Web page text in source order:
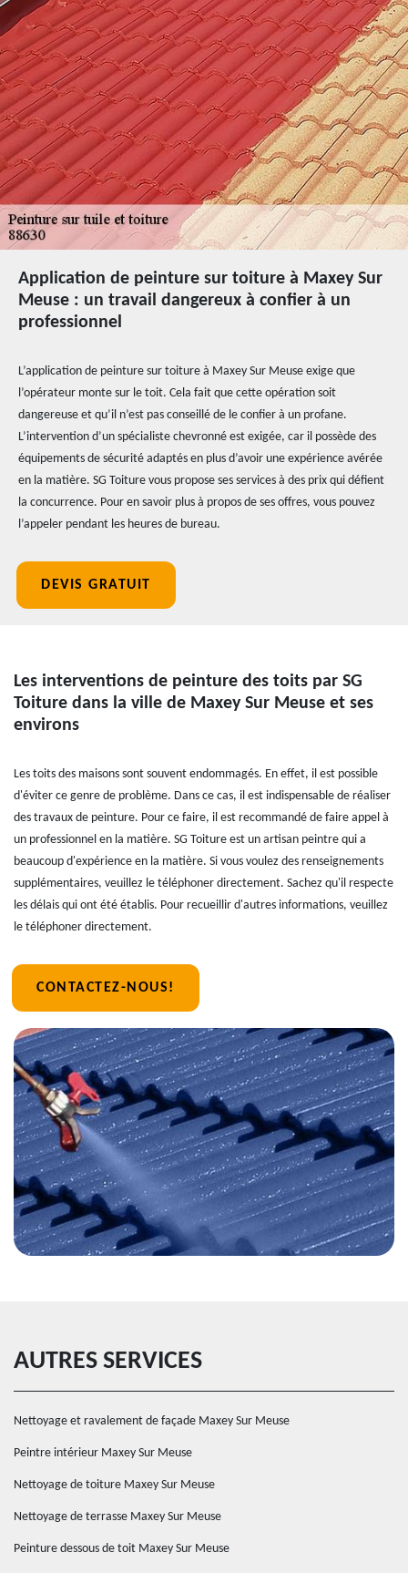
Application de peinture sur toiture à Maxey Sur
Meuse : un travail dangereux à confier à un
professionnel
L’application de peinture sur toiture à Maxey Sur Meuse exige que
l’opérateur monte sur le toit. Cela fait que cette opération soit
dangereuse et qu’il n’est pas conseillé de le confier à un profane.
L’intervention d’un spécialiste chevronné est exigée, car il possède des
équipements de sécurité adaptés en plus d’avoir une expérience avérée
en la matière. SG Toiture vous propose ses services à des prix qui défient
la concurrence. Pour en savoir plus à propos de ses offres, vous pouvez
l’appeler pendant les heures de bureau.
DEVIS GRATUIT
Les interventions de peinture des toits par SG
Toiture dans la ville de Maxey Sur Meuse et ses
environs
Les toits des maisons sont souvent endommagés. En effet, il est possible
d'éviter ce genre de problème. Dans ce cas, il est indispensable de réaliser
des travaux de peinture. Pour ce faire, il est recommandé de faire appel à
un professionnel en la matière. SG Toiture est un artisan peintre qui a
beaucoup d'expérience en la matière. Si vous voulez des renseignements
supplémentaires, veuillez le téléphoner directement. Sachez qu'il respecte
les délais qui ont été établis. Pour recueillir d'autres informations, veuillez
le téléphoner directement.
CONTACTEZ-NOUS!
AUTRES SERVICES
Nettoyage et ravalement de façade Maxey Sur Meuse
Peintre intérieur Maxey Sur Meuse
Nettoyage de toiture Maxey Sur Meuse
Nettoyage de terrasse Maxey Sur Meuse
Peinture dessous de toit Maxey Sur Meuse